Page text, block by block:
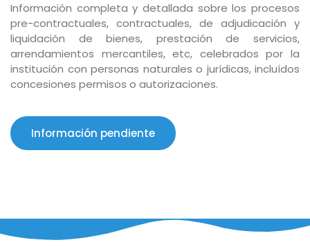
Información completa y detallada sobre los procesos
pre-contractuales, contractuales, de adjudicación y
liquidación de bienes, prestación de servicios,
arrendamientos mercantiles, etc, celebrados por la
institución con personas naturales o jurídicas, incluídos
concesiones permisos o autorizaciones.
Información pendiente